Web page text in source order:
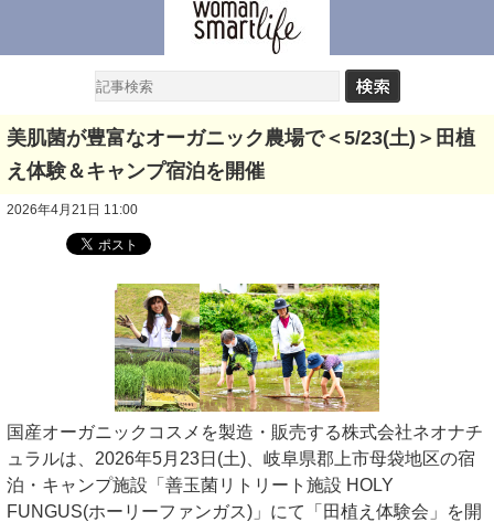
美肌菌が豊富なオーガニック農場で＜5/23(土)＞田植
え体験＆キャンプ宿泊を開催
2026年4月21日 11:00
国産オーガニックコスメを製造・販売する株式会社ネオナチ
ュラルは、2026年5月23日(土)、岐阜県郡上市母袋地区の宿
泊・キャンプ施設「善玉菌リトリート施設 HOLY
FUNGUS(ホーリーファンガス)」にて「田植え体験会」を開